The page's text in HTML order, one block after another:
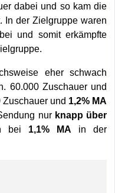
dabei und so kam die
In der Zielgruppe waren
und somit erkämpfte
eher schwach
60.000 Zuschauer und
und 1,2% MA
nur knapp über
bei 1,1% MA in der